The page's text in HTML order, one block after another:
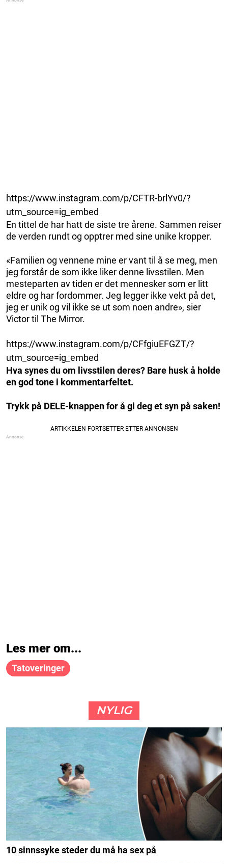
https://www.instagram.com/p/CFTR-brlYv0/?
utm_source=ig_embed
En tittel de har hatt de siste tre årene. Sammen reiser
de verden rundt og opptrer med sine unike kropper.
«Familien og vennene mine er vant til å se meg, men
jeg forstår de som ikke liker denne livsstilen. Men
mesteparten av tiden er det mennesker som er litt
eldre og har fordommer. Jeg legger ikke vekt på det,
jeg er unik og vil ikke se ut som noen andre», sier
Victor til The Mirror.
https://www.instagram.com/p/CFfgiuEFGZT/?
utm_source=ig_embed
Hva synes du om livsstilen deres? Bare husk å holde
en god tone i kommentarfeltet.
Trykk på DELE-knappen for å gi deg et syn på saken!
Les mer om...
Tatoveringer
NYLIG
10 sinnssyke steder du må ha sex på